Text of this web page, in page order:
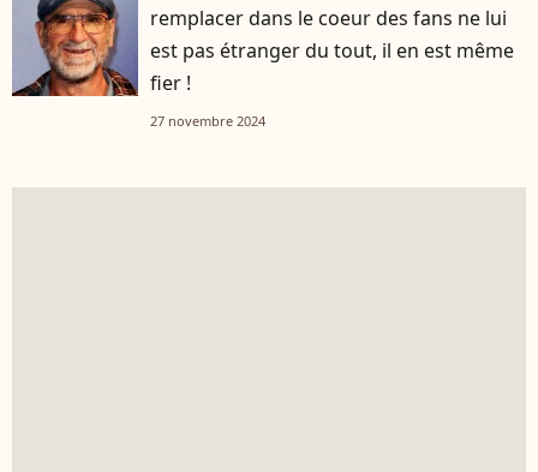
remplacer dans le coeur des fans ne lui
est pas étranger du tout, il en est même
fier !
27 novembre 2024